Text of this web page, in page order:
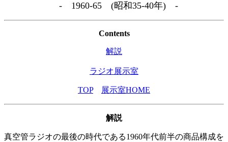
- 1960-65 (昭和35-40年) -
Contents
解説
ラジオ展示室
TOP 展示室HOME
解説
真空管ラジオの最後の時代である1960年代前半の商品構成を